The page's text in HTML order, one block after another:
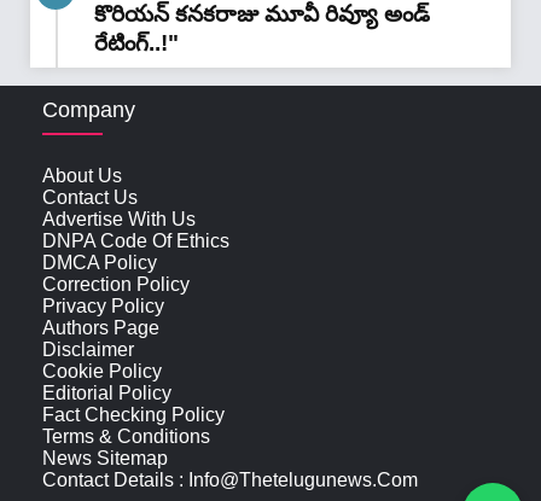
కొరియన్ కనకరాజు మూవీ రివ్యూ అండ్
రేటింగ్‌..!"
Company
About Us
Contact Us
Advertise With Us
DNPA Code Of Ethics
DMCA Policy
Correction Policy
Privacy Policy
Authors Page
Disclaimer
Cookie Policy
Editorial Policy
Fact Checking Policy
Terms & Conditions
News Sitemap
Contact Details : Info@thetelugunews.com